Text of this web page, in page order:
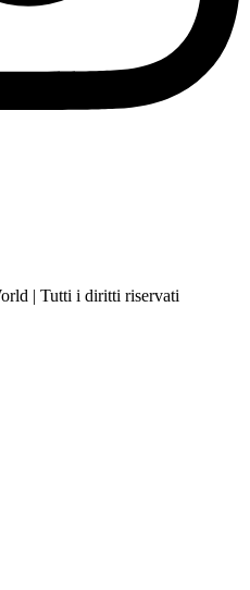
| Tutti i diritti riservati